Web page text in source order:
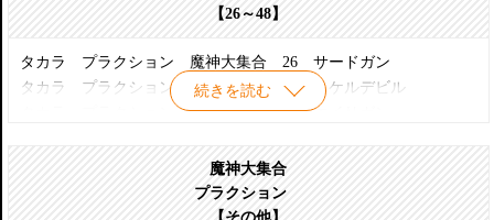
タカラ プラクション 魔神大集合 07 ヘルコプター
タカラ プラクション 魔神大集合 09 スケルバット
タカラ プラクション 魔神大集合 10 フランケンシュタイン
タカラ プラクション 魔神大集合 11 ムーンウルフ
タカラ プラクション 魔神大集合 13 キングヘラクロス
タカラ プラクション 魔神大集合 14 ファイヤーパック
タカラ プラクション 魔神大集合 15 ギーガン
【26～48】
続きを読む
タカラ プラクション 魔神大集合 26 サードガン
タカラ プラクション 魔神大集合 27 スケルデビル
タカラ プラクション 魔神大集合 28 エイリガン
タカラ プラクション 魔神大集合 30 ブドーマスター
タカラ プラクション 魔神大集合 31 アイアンドリル
タカラ プラクション 魔神大集合 32 戦王丸
魔神大集合
プラクション